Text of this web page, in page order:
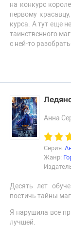
на конкурс
первому
курса. А тут еще
таинственного
с ней-то
Анна
Серия:
Жанр:
Десять лет
постичь тайны
Я нарушила все
лучшей.